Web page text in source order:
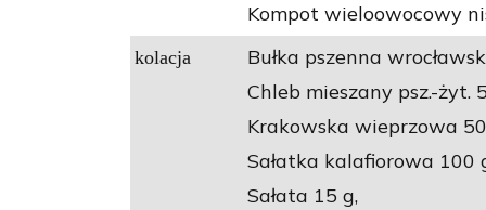
Kompot wieloowocowy
kolacja
Bułka pszenna
Chleb mieszany psz.-żyt.
Krakowska wieprzowa
Sałatka kalafiorowa 100
Sałata 15 g,